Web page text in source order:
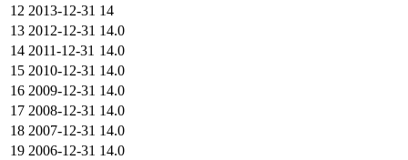
12 2013-12-31 14
13 2012-12-31 14.0
14 2011-12-31 14.0
15 2010-12-31 14.0
16 2009-12-31 14.0
17 2008-12-31 14.0
18 2007-12-31 14.0
19 2006-12-31 14.0